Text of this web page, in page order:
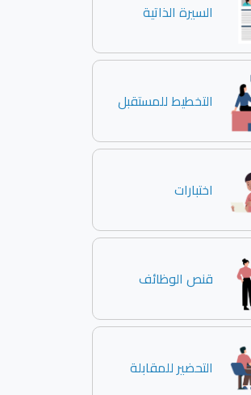
السيرة الذاتية
التخطيط للمستقبل
اختبارات
قنص الوظائف
التحضير للمقابلة